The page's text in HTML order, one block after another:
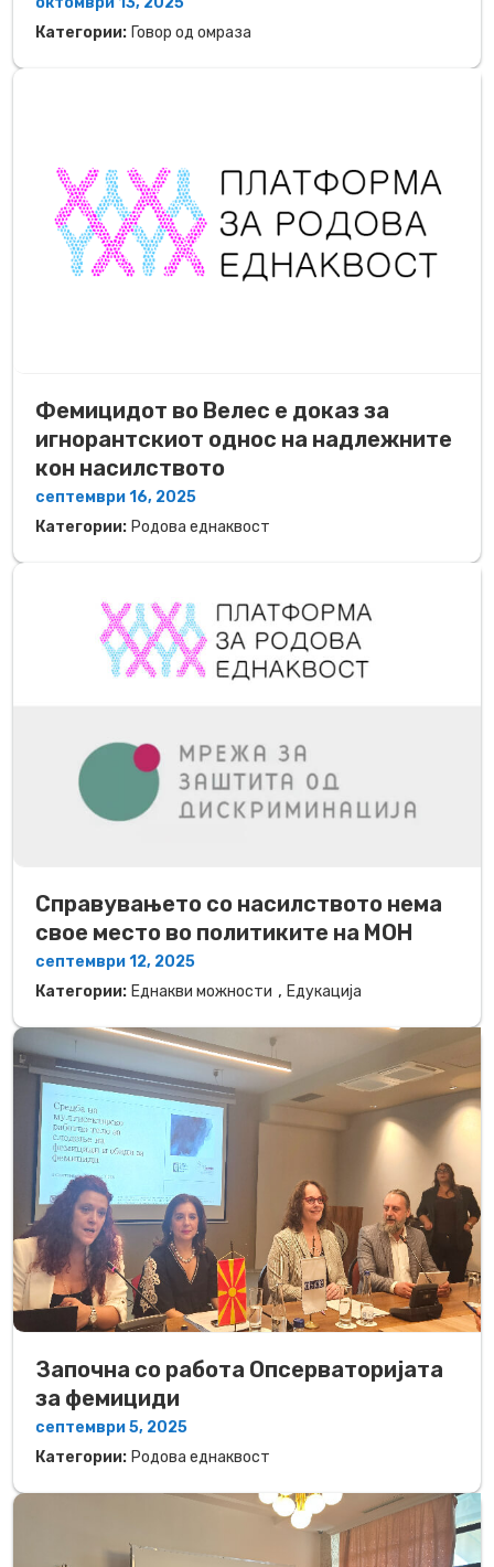
Категории: Говор од омраза
Фемицидот во Велес е доказ за
игнорантскиот однос на надлежните
кон насилството
септември 16, 2025
Категории: Родова еднаквост
Справувањето со насилството нема
свое место во политиките на МОН
септември 12, 2025
Категории: Еднакви можности , Едукација
Започна со работа Опсерваторијата
за фемициди
септември 5, 2025
Категории: Родова еднаквост